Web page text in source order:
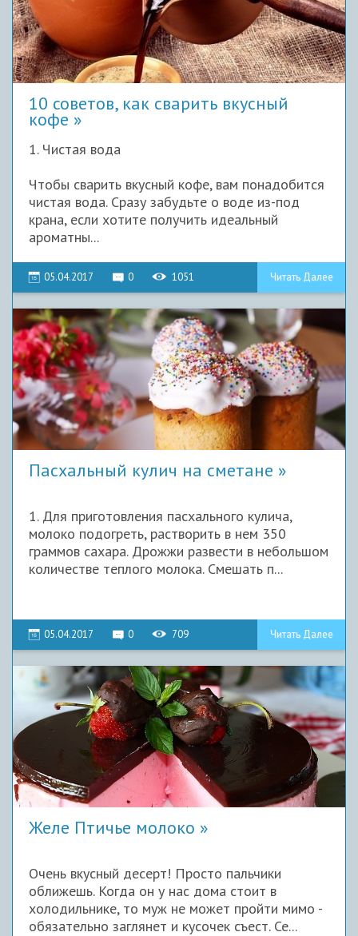
10 советов, как сварить вкусный
кофе
1. Чистая вода
Чтобы сварить вкусный кофе, вам понадобится
чистая вода. Сразу забудьте о воде из-под
крана, если хотите получить идеальный
ароматны...
05.04.2017 0 1051 Читать Далее
Пасхальный кулич на сметане
1. Для приготовления пасхального кулича,
молоко подогреть, растворить в нем 350
граммов сахара. Дрожжи развести в небольшом
количестве теплого молока. Смешать п...
05.04.2017 0 709 Читать Далее
Желе Птичье молоко
Очень вкусный десерт! Просто пальчики
оближешь. Когда он у нас дома стоит в
холодильнике, то муж не может пройти мимо -
обязательно заглянет и кусочек съест. Се...